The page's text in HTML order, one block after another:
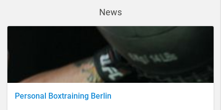
News
Personal Boxtraining Berlin